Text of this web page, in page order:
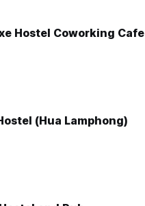
Hostel Coworking Cafe
(Hua Lamphong)